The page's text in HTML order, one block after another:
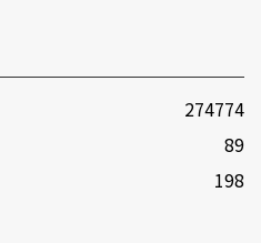
274774
89
198